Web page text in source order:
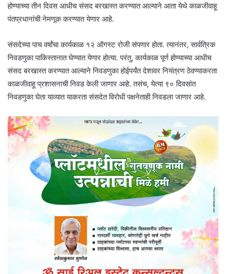
होण्याच्या तीन दिवस आधीच संसद बरखास्त करण्यात आल्याने आता येथे काळजीवाहू
पंतप्रधानांची नेमणूक करण्यात येणार आहे.
संसदेच्या पाच वर्षांचा कार्यकाळ १२ ऑगस्ट रोजी संपणार होता. त्यानंतर, सार्वत्रिक
निवडणुका पाकिस्तानात घेण्यात येणार होत्या. परंतु, कार्यकाळ पूर्ण होण्याच्या आधीच
संसद बरखास्त करण्यात आल्याने निवडणुका होईपर्यंत देशावर नियंत्रण ठेवण्याकरता
काळजीवाहू प्रशासनाची निवड केली जाणार आहे. तसंच, येत्या ९० दिवसांत
निवडणुका घेता याव्यात याकरता संसदेत विरोधी पक्षनेताही निवडला जाणार आहे.